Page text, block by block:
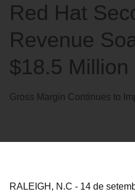
Red Hat
Revenue
$18.5 Million
Gross Margin Continues to
RALEIGH, N.C - 14 de